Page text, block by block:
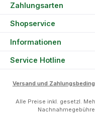
Zahlungsarten
Shopservice
Informationen
Service Hotline
Versand und
Alle Preise inkl. gesetzl.